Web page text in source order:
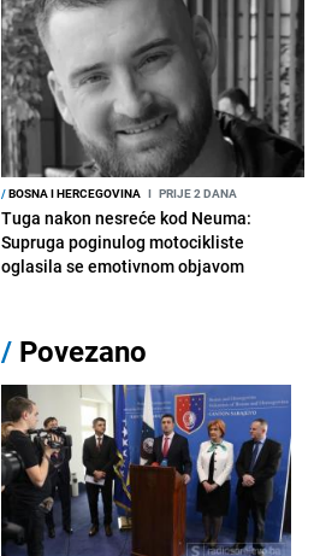
/BOSNA I HERCEGOVINA I PRIJE 2 DANA
Tuga nakon nesreće kod Neuma:
Supruga poginulog motocikliste
oglasila se emotivnom objavom
/ Povezano